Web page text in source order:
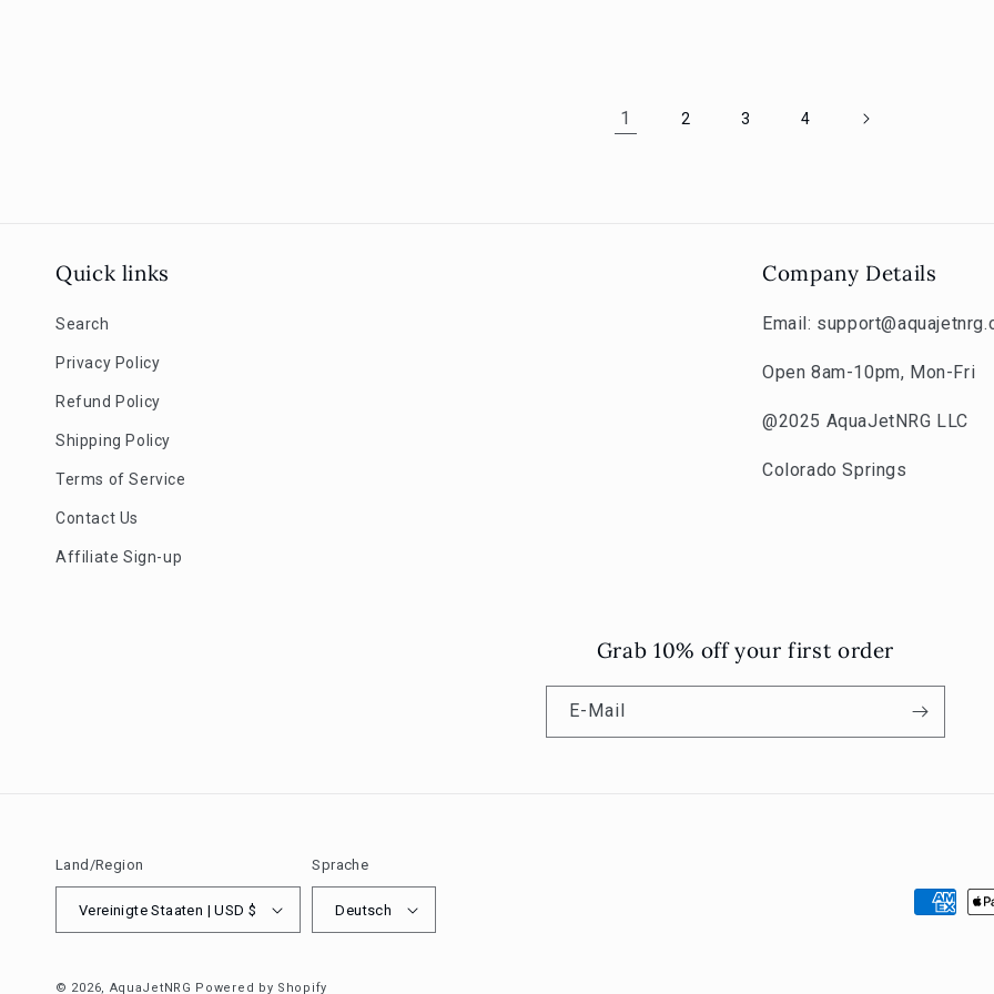
1 2 3 4
Quick links
Search
Privacy Policy
Refund Policy
Shipping Policy
Terms of Service
Contact Us
Affiliate Sign-up
Company Details
Email:
Open 8am-10pm, Mon-Fri
@2025 AquaJetNRG LLC
Colorado Springs
Grab 10% off your first order
E-Mail
Land/Region
Vereinigte Staaten | USD $
Sprache
Deutsch
© 2026, AquaJetNRG Powered by Shopify